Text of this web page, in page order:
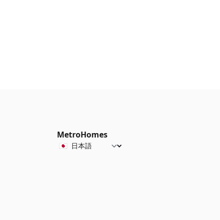
MetroHomes